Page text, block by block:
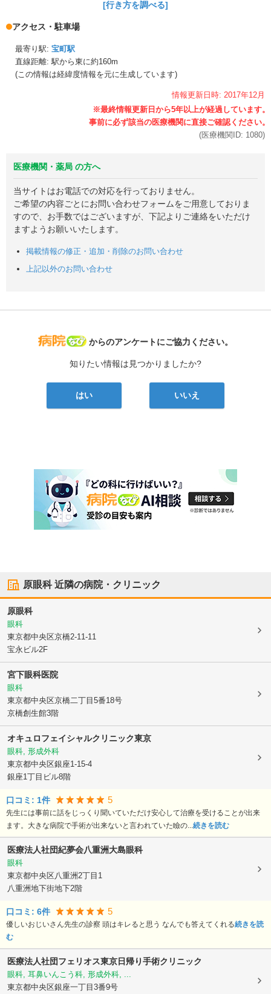
[行き方を調べる]
アクセス・駐車場
最寄り駅: 宝町駅
直線距離: 駅から東に約160m
(この情報は経緯度情報を元に生成しています)
情報更新日時: 2017年12月
(医療機関ID: 1080)
医療機関・薬局 の方へ
当サイトはお電話での対応を行っておりません。
ご希望の内容ごとにお問い合わせフォームをご用意しておりま
すので、お手数ではございますが、下記よりご連絡をいただけ
ますようお願いいたします。
掲載情報の修正・追加・削除のお問い合わせ
上記以外のお問い合わせ
病院なび
からのアンケートにご協力ください。
知りたい情報は見つかりましたか?
はい いいえ
原眼科近隣の病院・クリニック
原眼科
眼科
東京都中央区京橋2-11-11
宝永ビル2F
宮下眼科医院
眼科
東京都中央区京橋二丁目5番18号
京橋創生館3階
オキュロフェイシャルクリニック東京
眼科, 形成外科
東京都中央区銀座1-15-4
銀座1丁目ビル8階
口コミ: 1件 5
先生には事前に話をじっくり聞いていただけ安心して治療を受けることが出来
ます。大きな病院で手術が出来ないと言われていた瞼の... 続きを読む
医療法人社団紀夢会八重洲大島眼科
眼科
東京都中央区 八重洲2丁目1
八重洲地下街地下2階
口コミ: 6件 5
優しいおじいさん先生の診察 頭はキレると思う なんでも答えてくれる続きを読
む
医療法人社団フェリオス東京日帰り手術クリニック
眼科, 耳鼻いんこう科, 形成外科, ...
東京都中央区銀座一丁目3番9号